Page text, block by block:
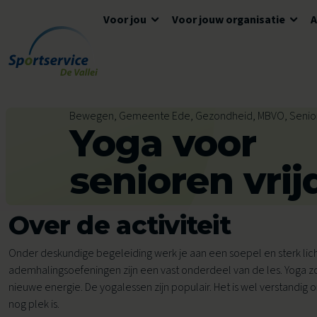
Ga naar de inhoud
Voor jou
Openingstijden
Tickets en reserveren
Tarieven
Ons aanbod voor jou
Zwemles
Voor kinderen
Voor jouw organisatie
Lokaal Sportakkoord
Meedoen
Voor scholen
Algemene voorwaarden
Tarieven
Veelgestelde vragen
Bewegen, Gemeente Ede, Gezondheid, MBVO,
Yoga voor
senioren
Over de activiteit
Onder deskundige begeleiding werk je aan een soepel en sterk
ademhalingsoefeningen zijn een vast onderdeel van de les. Yoga
nieuwe energie. De yogalessen zijn populair. Het is wel verstandig
nog plek is.